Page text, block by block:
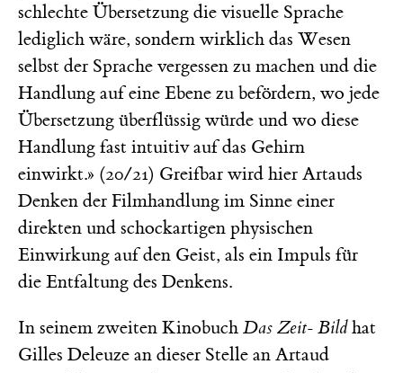
schlechte Übersetzung die visuelle Sprache
lediglich wäre, sondern wirklich das Wesen
selbst der Sprache vergessen zu machen und die
Handlung auf eine Ebene zu befördern, wo jede
Übersetzung überflüssig würde und wo diese
Handlung fast intuitiv auf das Gehirn
einwirkt.» (20/21) Greifbar wird hier Artauds
Denken der Filmhandlung im Sinne einer
direkten und schockartigen physischen
Einwirkung auf den Geist, als ein Impuls für
die Entfaltung des Denkens.
In seinem zweiten Kinobuch Das Zeit- Bildhat
Gilles Deleuze an dieser Stelle an Artaud